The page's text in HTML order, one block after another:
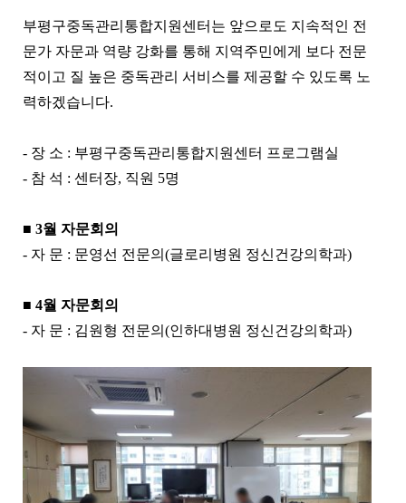
부평구중독관리통합지원센터는 앞으로도 지속적인 전
문가 자문과 역량 강화를 통해 지역주민에게 보다 전문
적이고 질 높은 중독관리 서비스를 제공할 수 있도록 노
력하겠습니다.
- 장 소 : 부평구중독관리통합지원센터 프로그램실
- 참 석 : 센터장, 직원 5명
■ 3월 자문회의
- 자 문 : 문영선 전문의(글로리병원 정신건강의학과)
■ 4월 자문회의
- 자 문 : 김원형 전문의(인하대병원 정신건강의학과)